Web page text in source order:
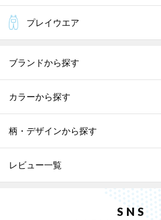
プレイウエア
ブランドから探す
カラーから探す
柄・デザインから探す
レビュー一覧
SNS